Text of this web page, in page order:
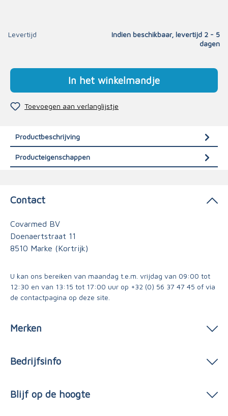
Levertijd
Indien beschikbaar, levertijd 2 - 5
dagen
In het winkelmandje
Toevoegen aan verlanglijstje
Productbeschrijving
Producteigenschappen
Contact
Covarmed BV
Doenaertstraat 11
8510 Marke (Kortrijk)
U kan ons bereiken van maandag t.e.m. vrijdag van 09:00 tot
12:30 en van 13:15 tot 17:00 uur op +32 (0) 56 37 47 45 of via
de contactpagina op deze site.
Merken
Bedrijfsinfo
Blijf op de hoogte